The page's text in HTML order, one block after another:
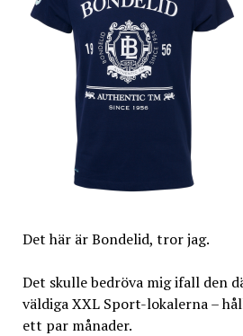
Det här är Bondelid, tror jag.
Det skulle bedröva mig ifall den
väldiga XXL Sport-lokalerna –
ett par månader.